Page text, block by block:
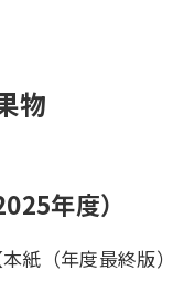
物
年度）
紙（年度最終版